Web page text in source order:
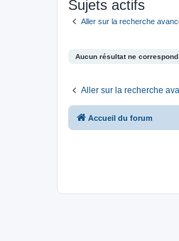
Sujets actifs
Aller sur la recherche
Aucun résultat ne
Aller sur la recherche
Accueil du forum